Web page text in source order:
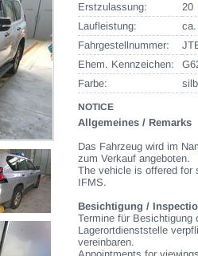
Erstzulassung:
20
Laufleistung:
ca.
Fahrgestellnummer:
Ehem. Kennzeichen:
Farbe:
NOTICE
Allgemeines / Remarks
Das Fahrzeug wird im
zum Verkauf angeboten.
The vehicle is offered for
IFMS.
Besichtigung /
Termine für Besichtigung
Lagerortdienststelle
vereinbaren.